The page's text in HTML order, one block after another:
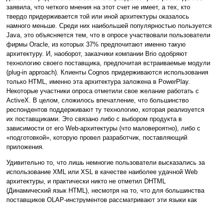
заявила, что четкого мнения на этот счет не имеет, а тех, кто
твердо придерживается той или иной архитектуры оказалось
намного меньше. Среди них наибольшей популярностью пользуется
Java, это объясняется тем, что в опросе участвовали пользователи
фирмы Oracle, из которых 37% предпочитают именно такую
архитектуру. И, наоборот, заказчики компании Brio одобряют
технологию своего поставщика, предпочитая встраиваемые модули
(plug-in approach). Клиенты Cognos придерживаются использования
только HTML, именно эта архитектура заложена в PowerPlay.
Некоторые участники опроса отметили свое желание работать с
ActiveX. В целом, сложилось впечатление, что большинство
респондентов поддерживают ту технологию, которая реализуется
их поставщиками. Это связано либо с выбором продукта в
зависимости от его Web-архитектуры (что маловероятно), либо с
«подготовкой», которую провел разработчик, поставляющий
приложения.
Удивительно то, что лишь немногие пользователи высказались за
использование XML или XSL в качестве наиболее удачной Web
архитектуры, и практически никто не отметил DHTML
(Динамический язык HTML), несмотря на то, что для большинства
поставщиков OLAP-инструментов рассматривают эти языки как